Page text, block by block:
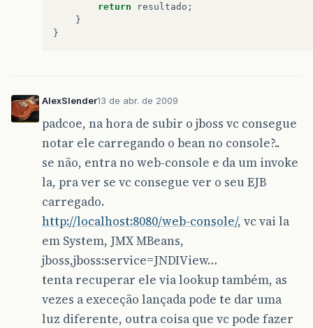
return
resultado ;
}
}
AlexSlender13 de abr. de 2009
padcoe, na hora de subir o jboss vc consegue
notar ele carregando o bean no console?..
se não, entra no web-console e da um invoke
la, pra ver se vc consegue ver o seu EJB
carregado.
http://localhost:8080/web-console/, vc vai la
em System, JMX MBeans,
jboss,jboss:service=JNDIView…
tenta recuperar ele via lookup também, as
vezes a execeção lançada pode te dar uma
luz diferente, outra coisa que vc pode fazer